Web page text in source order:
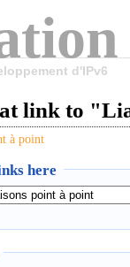
d'IPv6
link to
à point
here